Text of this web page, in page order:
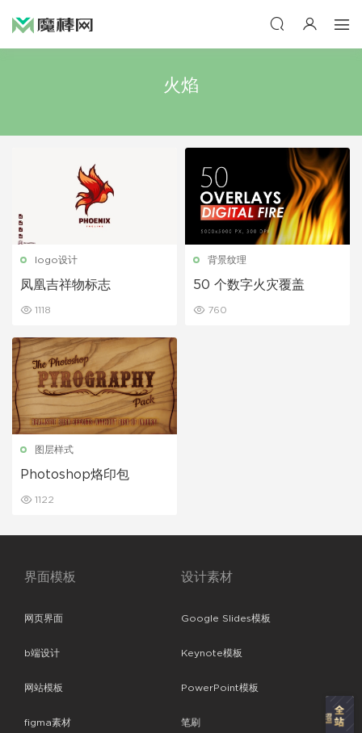
火焰
logo设计
凤凰吉祥物标志
1118
背景纹理
50 个数字火灾覆盖
760
图层样式
Photoshop烙印包
1122
界面模板
网页界面
b端设计
网站模板
figma素材
设计素材
Google Slides模板
Keynote模板
PowerPoint模板
笔刷